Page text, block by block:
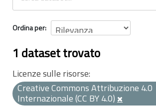
Ordina per
1 dataset trovato
Licenze sulle risorse:
Creative Commons Attribuzione 4.0
Internazionale (CC BY 4.0)